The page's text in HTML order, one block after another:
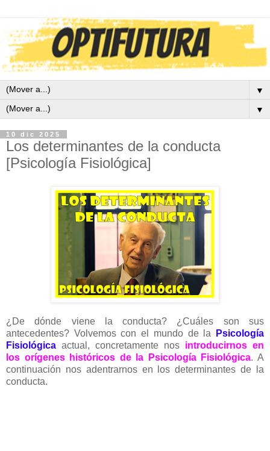
▼
▼
10 dic 2025
Los determinantes de la conducta
[Psicología Fisiológica]
¿De dónde viene la conducta? ¿Cuáles son sus
antecedentes? Volvemos con el mundo de la
Psicología
Fisiológica actual, concretamente nos introducirnos en
los orígenes históricos de la Psicología Fisiológica. A
continuación nos adentrarnos en los determinantes de la
conducta.